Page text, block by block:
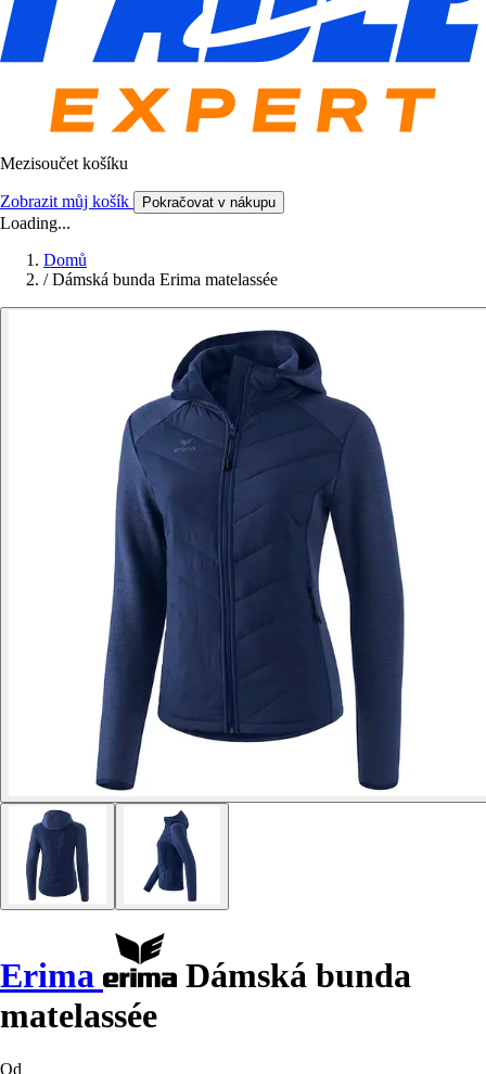
Mezisoučet košíku
Zobrazit můj košík Pokračovat v nákupu
Loading...
Domů
/ Dámská bunda Erima matelassée
Erima
Dámská bunda
matelassée
Od